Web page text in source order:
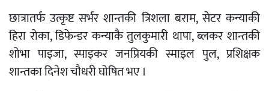
छात्रातर्फ उत्कृष्ट सर्भर शान्तकी त्रिशला बराम, सेटर कन्याकी
हिरा रोका, डिफेन्डर कन्याकै तुलकुमारी थापा, ब्लकर शान्तकी
शोभा पाइजा, स्पाइकर जनप्रियकी स्माइल पुल, प्रशिक्षक
शान्तका दिनेश चौधरी घोषित भए ।